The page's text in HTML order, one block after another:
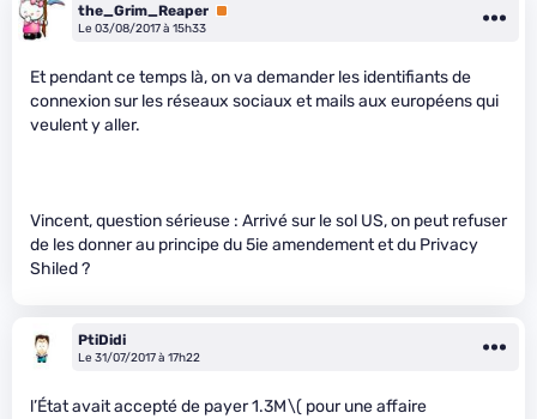
the_Grim_Reaper Premium
Le 03/08/2017 à 15h33
Et pendant ce temps là, on va demander les identifiants de
connexion sur les réseaux sociaux et mails aux européens qui
veulent y aller.
Vincent, question sérieuse : Arrivé sur le sol US, on peut refuser
de les donner au principe du 5ie amendement et du Privacy
Shiled ?
PtiDidi
Le 31/07/2017 à 17h22
l’État avait accepté de payer 1.3M\( pour une affaire